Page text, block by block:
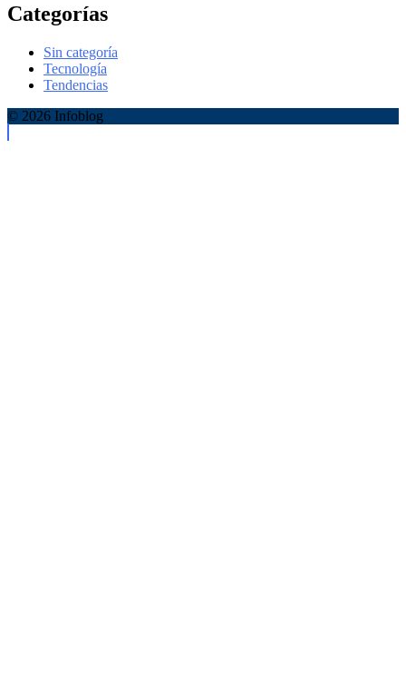
Categorías
Sin categoría
Tecnología
Tendencias
© 2026 Infoblog